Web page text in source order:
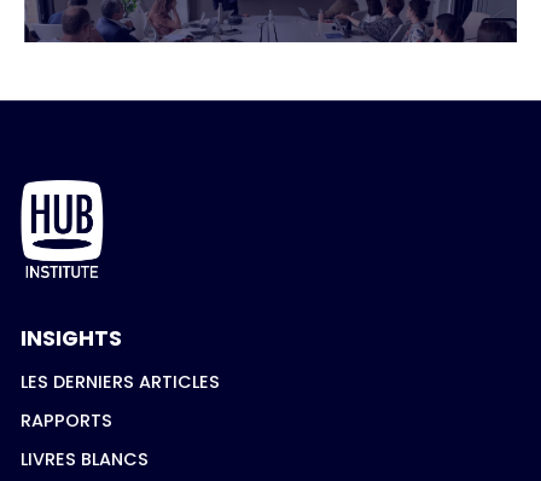
INSIGHTS
LES DERNIERS ARTICLES
RAPPORTS
LIVRES BLANCS